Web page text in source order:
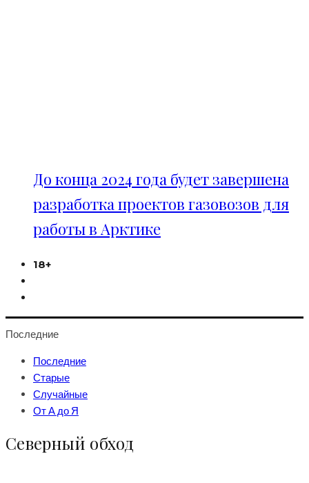
До конца 2024 года будет завершена
разработка проектов газовозов для
работы в Арктике
18+
Последние
Последние
Старые
Случайные
От А до Я
Северный обход